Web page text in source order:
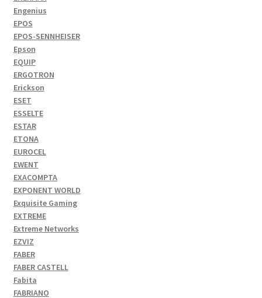
Engenius
EPOS
EPOS-SENNHEISER
Epson
EQUIP
ERGOTRON
Erickson
ESET
ESSELTE
ESTAR
ETONA
EUROCEL
EWENT
EXACOMPTA
EXPONENT WORLD
Exquisite Gaming
EXTREME
Extreme Networks
EZVIZ
FABER
FABER CASTELL
Fabita
FABRIANO